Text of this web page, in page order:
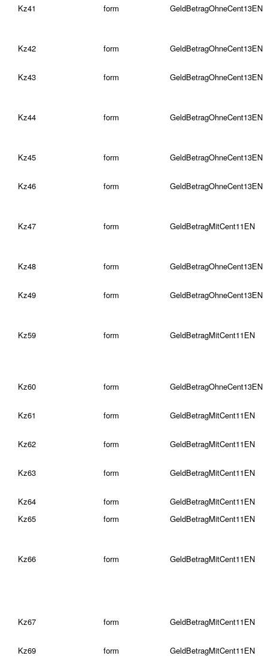
Kz41 form GeldBetragOhneCent13EN
Kz42 form GeldBetragOhneCent13EN
Kz43 form GeldBetragOhneCent13EN
Kz44 form GeldBetragOhneCent13EN
Kz45 form GeldBetragOhneCent13EN
Kz46 form GeldBetragOhneCent13EN
Kz47 form GeldBetragMitCent11EN
Kz48 form GeldBetragOhneCent13EN
Kz49 form GeldBetragOhneCent13EN
Kz59 form GeldBetragMitCent11EN
Kz60 form GeldBetragOhneCent13EN
Kz61 form GeldBetragMitCent11EN
Kz62 form GeldBetragMitCent11EN
Kz63 form GeldBetragMitCent11EN
Kz64 form
GeldBetragMitCent11EN
Kz65
form GeldBetragMitCent11EN
Kz66 form GeldBetragMitCent11EN
Kz67 form GeldBetragMitCent11EN
Kz69 form GeldBetragMitCent11EN